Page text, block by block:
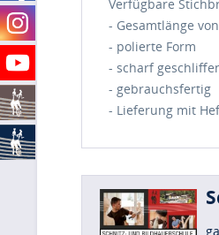
Verfügbare
- Gesamtlänge
- polierte Form
- scharf
- gebrauchsfertig
- Lieferung mit